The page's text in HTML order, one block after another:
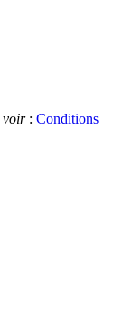
voir: Conditions